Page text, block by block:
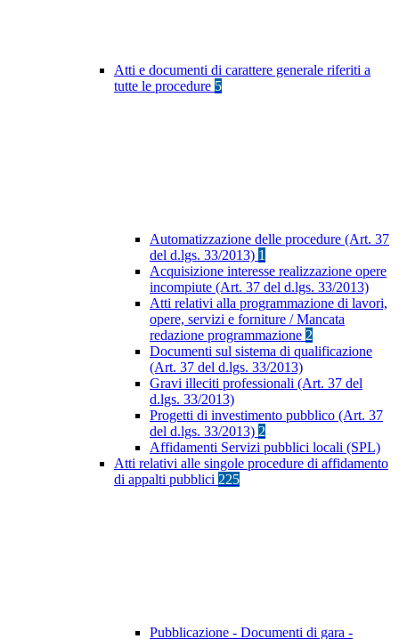
Atti e documenti di carattere generale riferiti a
tutte le procedure 5
Automatizzazione delle procedure (Art. 37
del d.lgs. 33/2013) 1
Acquisizione interesse realizzazione opere
incompiute (Art. 37 del d.lgs. 33/2013)
Atti relativi alla programmazione di lavori,
opere, servizi e forniture / Mancata
redazione programmazione 2
Documenti sul sistema di qualificazione
(Art. 37 del d.lgs. 33/2013)
Gravi illeciti professionali (Art. 37 del
d.lgs. 33/2013)
Progetti di investimento pubblico (Art. 37
del d.lgs. 33/2013) 2
Affidamenti Servizi pubblici locali (SPL)
Atti relativi alle singole procedure di affidamento
di appalti pubblici 225
Pubblicazione - Documenti di gara -